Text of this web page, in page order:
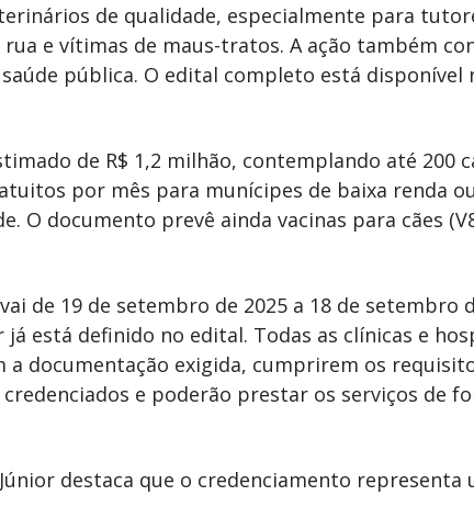
de qualidade, especialmente para
e vítimas de maus-tratos. A ação também
pública. O edital completo está disponível
de R$ 1,2 milhão, contemplando até 200
por mês para munícipes de baixa renda
O documento prevê ainda vacinas para cães
de 19 de setembro de 2025 a 18 de setembro
está definido no edital. Todas as clínicas e
documentação exigida, cumprirem os
e poderão prestar os serviços de
destaca que o credenciamento representa